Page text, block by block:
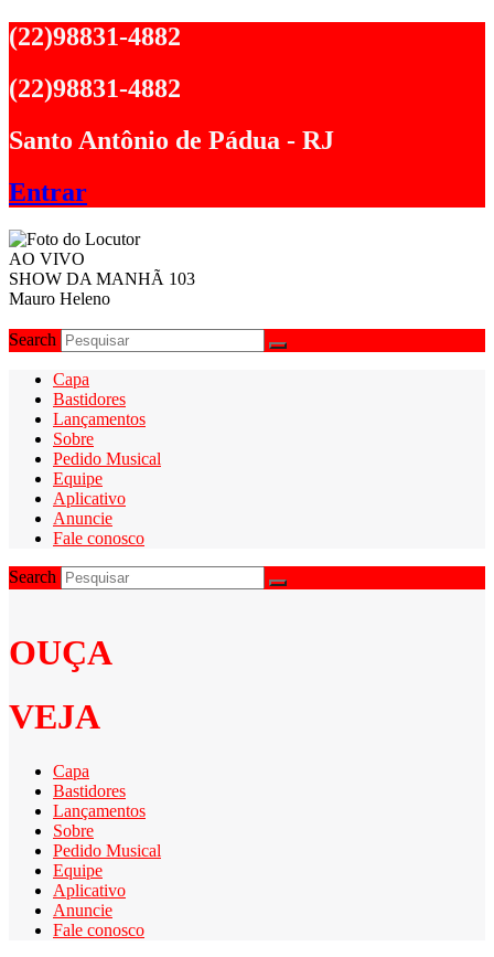
Ir
para
conteúdo
(22)98831-4882
(22)98831-4882
Santo Antônio de Pádua - RJ
Entrar
AO VIVO
SHOW DA MANHÃ 103
Mauro Heleno
Search
Capa
Bastidores
Lançamentos
Sobre
Pedido Musical
Equipe
Aplicativo
Anuncie
Fale conosco
Search
OUÇA
VEJA
Capa
Bastidores
Lançamentos
Sobre
Pedido Musical
Equipe
Aplicativo
Anuncie
Fale conosco